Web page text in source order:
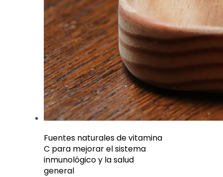
Fuentes naturales de vitamina
C para mejorar el sistema
inmunológico y la salud
general